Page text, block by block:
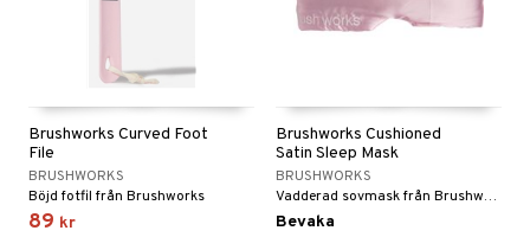
Brushworks Curved Foot
File
BRUSHWORKS
Böjd fotfil från Brushworks
89 kr
Brushworks Cushioned
Satin Sleep Mask
BRUSHWORKS
Vadderad sovmask från Brushworks
Bevaka